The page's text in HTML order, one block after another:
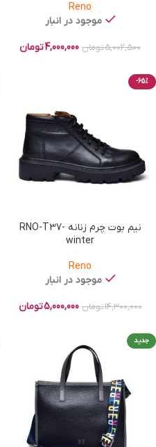
Reno
موجود در انبار
5,002,500تومان 4,000,000تومان
-65%
نیم بوت چرم زنانه RNO-T37-
winter
Reno
موجود در انبار
14,300,000تومان 5,000,000تومان
جدید